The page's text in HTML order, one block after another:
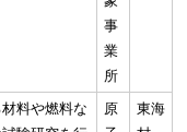
事
業
所
料や燃料な
原
東海